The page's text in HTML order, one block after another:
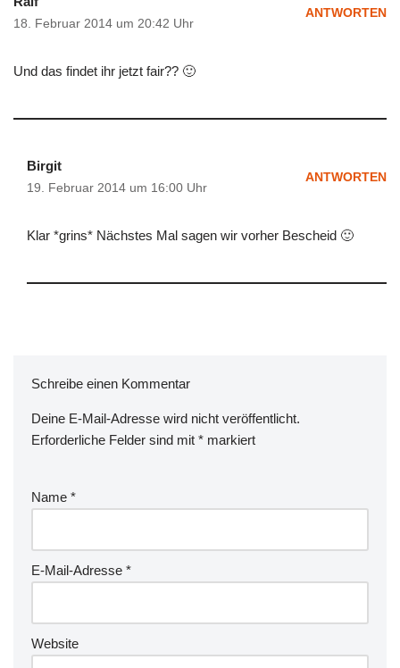
18. Februar 2014 um 20:42 Uhr
ANTWORTEN
Und das findet ihr jetzt fair?? 🙂
Birgit
19. Februar 2014 um 16:00 Uhr
ANTWORTEN
Klar *grins* Nächstes Mal sagen wir vorher Bescheid 🙂
Schreibe einen Kommentar
Deine E-Mail-Adresse wird nicht veröffentlicht.
Erforderliche Felder sind mit * markiert
Name *
E-Mail-Adresse *
Website